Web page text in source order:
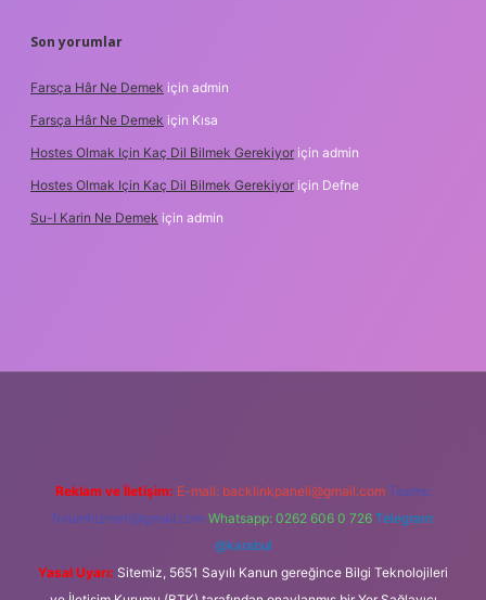
Son yorumlar
Farsça Hâr Ne Demek için admin
Farsça Hâr Ne Demek için Kısa
Hostes Olmak Için Kaç Dil Bilmek Gerekiyor için admin
Hostes Olmak Için Kaç Dil Bilmek Gerekiyor için Defne
Su-I Karin Ne Demek için admin
Reklam ve İletişim: E-mail: backlinkpaneli@gmail.com Teams:
forumhizmeti@gmail.com Whatsapp: 0262 606 0 726 Telegram:
@karabul
Yasal Uyarı: Sitemiz, 5651 Sayılı Kanun gereğince Bilgi Teknolojileri